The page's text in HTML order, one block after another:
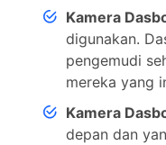
Kamera
digunakan.
pengemudi
mereka yang
Kamera
depan dan